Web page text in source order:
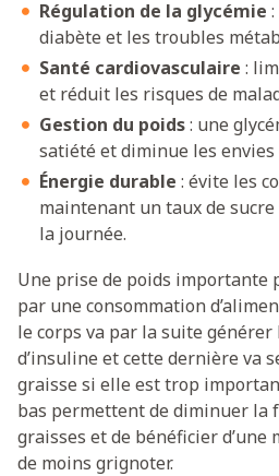
Régulation de la glycémie
diabète et les troubles
Santé cardiovasculaire :
et réduit les risques de
Gestion du poids: une
satiété et diminue les envies
Énergie durable : évite les
maintenant un taux de
la journée.
Une prise de poids importante
par une consommation
le corps va par la suite
d’insuline et cette dernière va
graisse si elle est trop
bas permettent de diminuer la
graisses et de bénéficier
de moins grignoter.